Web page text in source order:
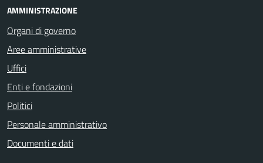
AMMINISTRAZIONE
Organi di governo
Aree amministrative
Uffici
Enti e fondazioni
Politici
Personale amministrativo
Documenti e dati